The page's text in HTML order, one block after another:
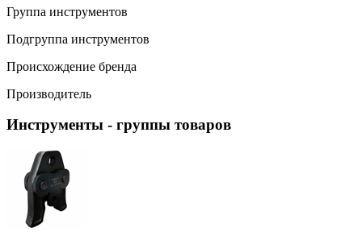
Группа инструментов
Подгруппа инструментов
Происхождение бренда
Производитель
Инструменты - группы товаров